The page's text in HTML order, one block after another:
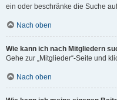
ein oder beschränke die Suche
Nach oben
Wie kann ich nach Mitgliedern
Gehe zur „Mitglieder“-Seite und
Nach oben